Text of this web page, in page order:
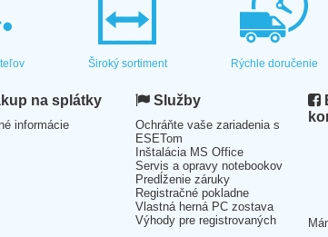
Široký sortiment Rýchle doručenie
na splátky
informácie
Služby
Ochráňte vaše zariadenia s
ESETom
Inštalácia MS Office
Servis a opravy notebookov
Predĺženie záruky
Registračné pokladne
Vlastná herná PC zostava
Výhody pre registrovaných